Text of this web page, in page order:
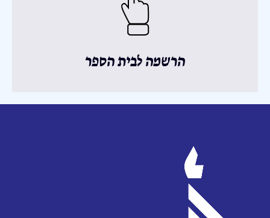
הרשמה לבית הספר